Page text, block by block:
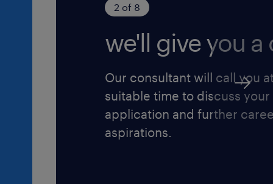
2 of 8
we'll give you a
Our consultant will call you
suitable time to discuss your
application and further
aspirations.